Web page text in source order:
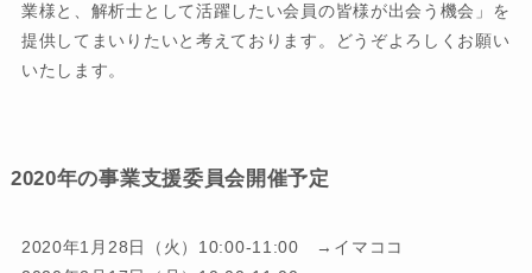
業様と、解析士として活躍したい会員の皆様が出会う機会」を
提供してまいりたいと考えております。どうぞよろしくお願い
いたします。
2020年の事業支援委員会開催予定
2020年1月28日（火）10:00-11:00 →イマココ